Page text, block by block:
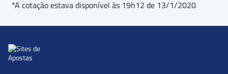
*A cotação estava disponível às 19h12 de 13/1/2020